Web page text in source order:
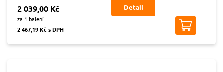
2 039,00 Kč
za 1 balení
2 467,19 Kč s DPH
Detail